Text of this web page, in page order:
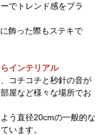
でトレンド感をプラ
飾った際もステキで
インテリアル
コチコチと秒針の音が
屋など様々な場所でお
う直径20cmの一般的な
います。